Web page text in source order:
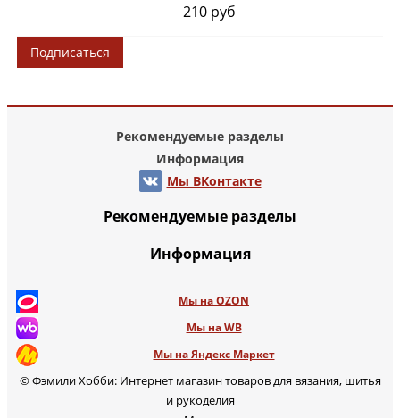
210 руб
Подписаться
Рекомендуемые разделы
Информация
Мы ВКонтакте
Рекомендуемые разделы
Информация
Мы на OZON
Мы на WB
Мы на Яндекс Маркет
© Фэмили Хобби: Интернет магазин товаров для вязания, шитья
и рукоделия